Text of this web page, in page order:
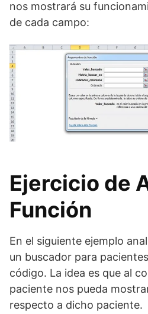
nos mostrará su
de cada campo:
Ejercicio de
Función
En el siguiente ejemplo
un buscador para
código. La idea es que al
paciente nos pueda
respecto a dicho paciente.